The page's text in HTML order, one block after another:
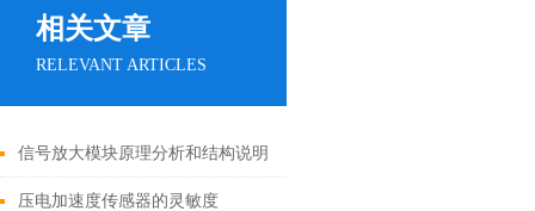
相关文章
RELEVANT ARTICLES
信号放大模块原理分析和结构说明
压电加速度传感器的灵敏度